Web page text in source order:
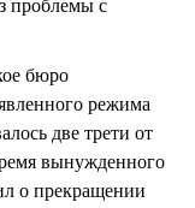
проблемы с
бюро
режима
две трети от
вынужденного
о прекращении